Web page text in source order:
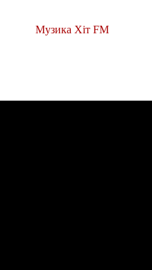
Музика Хіт FM